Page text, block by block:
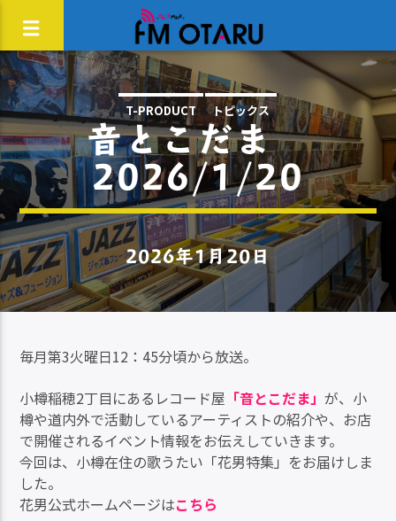
T-PRODUCT トピックス
音とこだま
2026/1/20
2026年1月20日
毎月第3火曜日12：45分頃から放送。
小樽稲穂2丁目にあるレコード屋 「音とこだま」が、小
樽や道内外で活動しているアーティストの紹介や、お店
で開催されるイベント情報をお伝えしていきます。
今回は、小樽在住の歌うたい「花男特集」をお届けしま
した。
花男公式ホームページはこちら